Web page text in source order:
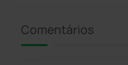
Riacho de Santana
Comentários